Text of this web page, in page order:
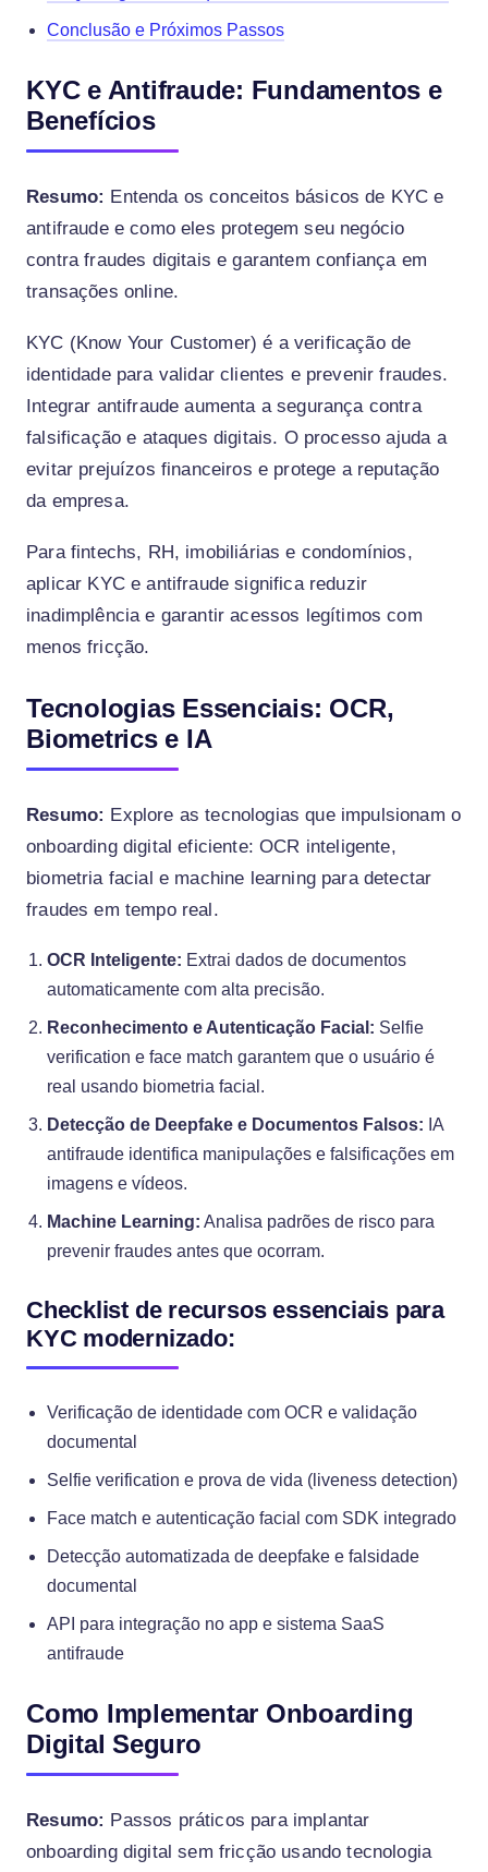
Conclusão e Próximos Passos
KYC e Antifraude: Fundamentos e
Benefícios
Resumo: Entenda os conceitos básicos de KYC e
antifraude e como eles protegem seu negócio
contra fraudes digitais e garantem confiança em
transações online.
KYC (Know Your Customer) é a verificação de
identidade para validar clientes e prevenir fraudes.
Integrar antifraude aumenta a segurança contra
falsificação e ataques digitais. O processo ajuda a
evitar prejuízos financeiros e protege a reputação
da empresa.
Para fintechs, RH, imobiliárias e condomínios,
aplicar KYC e antifraude significa reduzir
inadimplência e garantir acessos legítimos com
menos fricção.
Tecnologias Essenciais: OCR,
Biometrics e IA
Resumo: Explore as tecnologias que impulsionam o
onboarding digital eficiente: OCR inteligente,
biometria facial e machine learning para detectar
fraudes em tempo real.
OCR Inteligente: Extrai dados de documentos
automaticamente com alta precisão.
Reconhecimento e Autenticação Facial: Selfie
verification e face match garantem que o usuário é
real usando biometria facial.
Detecção de Deepfake e Documentos Falsos: IA
antifraude identifica manipulações e falsificações em
imagens e vídeos.
Machine Learning: Analisa padrões de risco para
prevenir fraudes antes que ocorram.
Checklist de recursos essenciais para
KYC modernizado:
Verificação de identidade com OCR e validação
documental
Selfie verification e prova de vida (liveness detection)
Face match e autenticação facial com SDK integrado
Detecção automatizada de deepfake e falsidade
documental
API para integração no app e sistema SaaS
antifraude
Como Implementar Onboarding
Digital Seguro
Resumo: Passos práticos para implantar
onboarding digital sem fricção usando tecnologia